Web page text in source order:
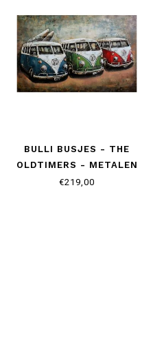
BULLI BUSJES - THE
OLDTIMERS - METALEN
3D SCHILDERIJ
€219,00